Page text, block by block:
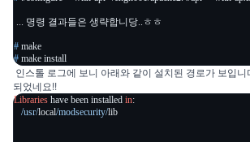
# make
# make install
인스톨 로그에 보니 아래와 같이 설치된 경로가 보입
되었네요!!
Libraries have been installed in:
/usr/local/modsecurity/lib